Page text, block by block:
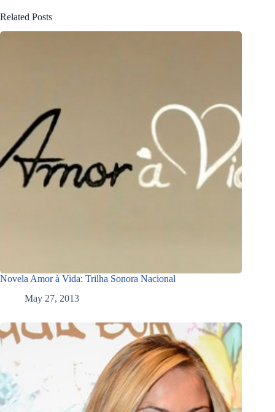
Related Posts
Novela Amor à Vida: Trilha Sonora Nacional
May 27, 2013